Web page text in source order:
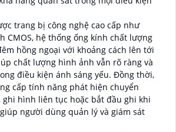
trang bị công nghệ cao cấp như
CMOS, hệ thống ống kính chất lượng
hồng ngoại với khoảng cách lên tới
chất lượng hình ảnh vẫn rõ ràng và
điều kiện ánh sáng yếu. Đồng thời,
cấp tính năng phát hiện chuyển
hình liên tục hoặc bắt đầu ghi khi
người dùng quản lý và giám sát